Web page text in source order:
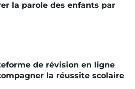
la parole des enfants par
de révision en ligne
la réussite scolaire